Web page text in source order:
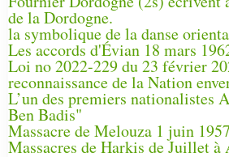
de la Dordogne.
la symbolique de la danse
Les accords d'Évian 18 mars
Loi no 2022-229 du 23 février
reconnaissance de la Nation
L’un des premiers nationalistes
Ben Badis"
Massacre de Melouza 1 juin
Massacres de Harkis de Juillet à